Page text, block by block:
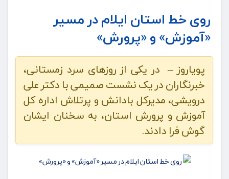
روی خط استان ایلام در مسیر
«آموزش» و «پرورش»
پویاروز – ‍ در یکی از روزهای سرد زمستانی،
خبرنگاران در یک نشست صمیمی با دکتر علی
درویشی، مدیرکل بادانش و پرتلاش اداره کل
آموزش و پرورش استان، به سخنان ایشان
گوش فرا دادند.